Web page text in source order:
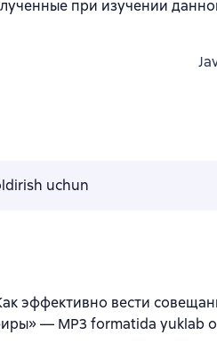
при изучении
uchun
эффективно вести
— MP3 formatida yuklab